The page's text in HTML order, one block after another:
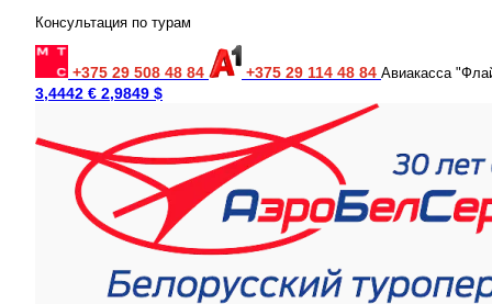
Консультация по турам
+375 29 508 48 84 +375 29 114 48 84 Авиакасса
3,4442 € 2,9849 $